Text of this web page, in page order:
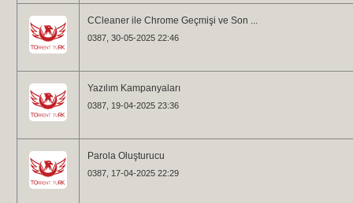
CCleaner ile Chrome Geçmişi ve Son ...
0387 , 30-05-2025 22:46
Yazılım Kampanyaları
0387 , 19-04-2025 23:36
Parola Oluşturucu
0387 , 17-04-2025 22:29